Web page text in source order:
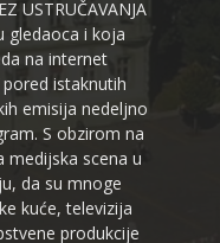
USTRUČAVANJA
gledaoca i koja
na internet
istaknutih
emisija nedeljno
S obzirom na
medijska scena u
da su mnoge
kuće, televizija
produkcije